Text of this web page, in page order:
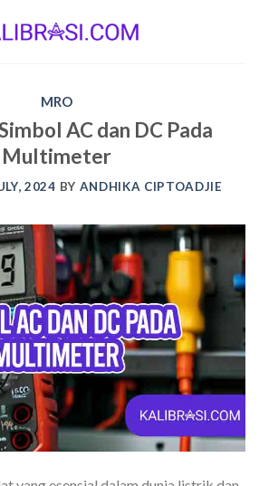
MRO
AC dan DC Pada
Multimeter
2024 BY ANDHIKA CIPTOADJIE